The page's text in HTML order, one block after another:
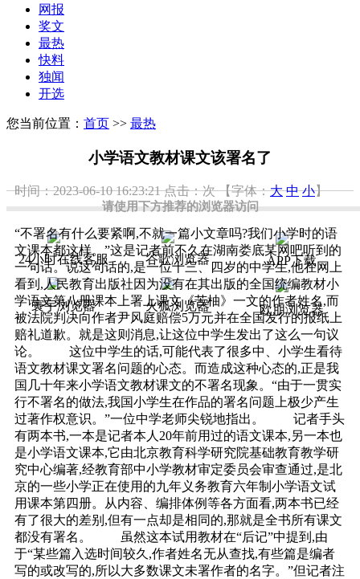
请使用下方推荐的浏览器访问
24小时在线客服 谷歌浏览器 APP下载
寰宇浏览器 火狐浏览器 欧朋浏览器
网报
奖文
最热
快料
独闻
开选
您当前位置： 首页 >> 最热
小学语文教材课文该署名了
时间：2023-06-10 16:23:21点击：次 【字体：大 中 小】
“不署名有什么要紧啊,不就一篇小文章吗?我们小学时的语
文课本都这样。”这是记者前不久在湖南娄底某网吧听到的
一句话。说这句话的,是一位十三、四岁的中学生,他在网上
看到,人民教育出版社因为没有在其出版的全国统编教材小
学语文第八册课本上署上课文《苦柚》一文的作者姓名,而
被法院判决向作者尹风庭赔偿5万元并在全国发行的报纸上
赔礼道歉。就是这则消息,让这位中学生发出了这么一句议
论。 这位中学生的话,可能代表了很多中、小学生看待
语文教材课文署名问题的心态。而造成这种心态的,正是我
国几十年来小学语文教材课文的不署名现象。“由于一贯实
行不署名的做法,我国小学生在作品的署名问题上极少产生
过著作权意识。”一位中学老师尖锐地指出。 记者手头
有两本书,一本是记者本人20年前用过的语文课本,另一本也
是小学语文课本,它由北京教育科学研究院基础教育教学研
究中心编著,经教育部中小学教材审定委员会审查通过,是北
京的一些小学正在使用的九年义务教育六年制小学语文试
用课本第四册。从内容、编排体例等各方面看,两本书已经
有了很大的差别,但有一点却是相同的,那就是全书所有课文
都没有署名。 虽然这本试用教材在“后记”中提到,由
于“某些篇入选时间较久,作者姓名无从查找,有些篇是编者
写的或改写的,所以大多数课文未署作者的名字。”但记者注